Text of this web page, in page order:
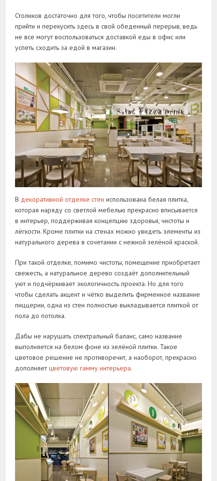
Столиков достаточно для того, чтобы посетители могли
прийти и перекусить здесь в свой обеденный перерыв, ведь
не все могут воспользоваться доставкой еды в офис или
успеть сходить за едой в магазин.
В декоративной отделке стен использована белая плитка,
которая наряду со светлой мебелью прекрасно вписывается
в интерьер, поддерживая концепцию здоровья, чистоты и
лёгкости. Кроме плитки на стенах можно увидеть элементы из
натурального дерева в сочетании с нежной зелёной краской.
При такой отделке, помимо чистоты, помещение приобретает
свежесть, а натуральное дерево создаёт дополнительный
уют и подчёркивает экологичность проекта. Но для того
чтобы сделать акцент и чётко выделить фирменное название
пиццерии, одна из стен полностью выкладывается плиткой от
пола до потолка.
Дабы не нарушать спектральный баланс, само название
выполняется на белом фоне из зелёной плитки. Такое
цветовое решение не противоречит, а наоборот, прекрасно
дополняетцветовую гамму интерьера.